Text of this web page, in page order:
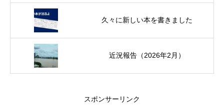
久々に新しい本を書きました
近況報告（2026年2月）
スポンサーリンク